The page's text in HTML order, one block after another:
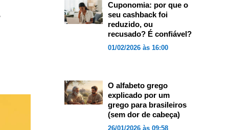
Cuponomia: por que o
seu cashback foi
reduzido, ou
recusado? É confiável?
01/02/2026 às 16:00
O alfabeto grego
explicado por um
grego para brasileiros
(sem dor de cabeça)
26/01/2026 às 09:58